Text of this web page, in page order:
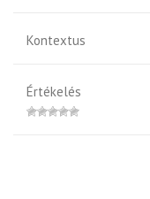
Kontextus
Értékelés